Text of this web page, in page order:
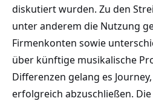
diskutiert wurden. Zu den
unter anderem die Nutzung
Firmenkonten sowie
über künftige musikalische
Differenzen gelang es
erfolgreich abzuschließen.